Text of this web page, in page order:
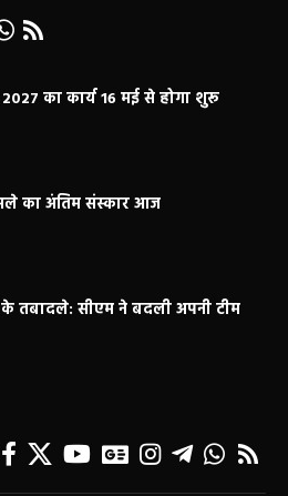
का कार्य 16 मई से होगा शुरू
का अंतिम संस्कार आज
तबादले: सीएम ने बदली अपनी टीम